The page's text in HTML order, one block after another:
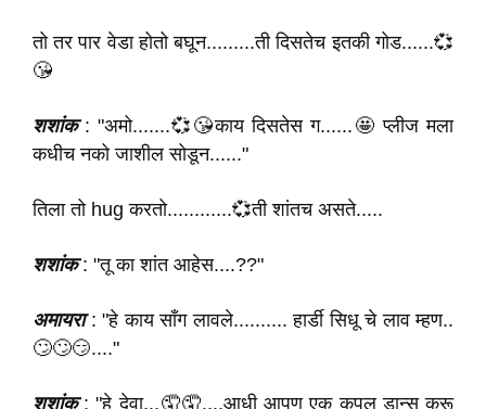
तो तर पार वेडा होतो बघून.........ती दिसतेच इतकी गोड......💞
😘
शशांक: "अमो.......💞😘काय दिसतेस ग......🤩 प्लीज मला
कधीच नको जाशील सोडून......"
तिला तो hug करतो............💞ती शांतच असते.....
शशांक: "तू का शांत आहेस....??"
अमायरा: "हे काय साँग लावले.......... हार्डी सिधू चे लाव म्हण..
🙄🙄😏...."
शशांक: "हे देवा...🤦🤦....आधी आपण एक कपल डान्स करू